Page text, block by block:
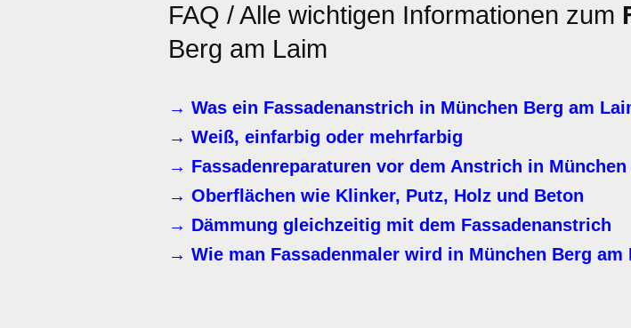
FAQ / Alle wichtigen Informationen zum
Berg am Laim
→ Was ein Fassadenanstrich in München Berg am
→ Weiß, einfarbig oder mehrfarbig
→ Fassadenreparaturen vor dem Anstrich in München
→ Oberflächen wie Klinker, Putz, Holz und Beton
→ Dämmung gleichzeitig mit dem Fassadenanstrich
→ Wie man Fassadenmaler wird in München Berg am